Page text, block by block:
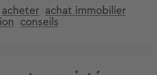
acheter achat immobilier
conseils